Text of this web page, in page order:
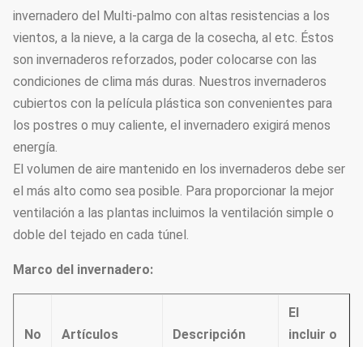
invernadero del Multi-palmo con altas resistencias a los
vientos, a la nieve, a la carga de la cosecha, al etc. Éstos
son invernaderos reforzados, poder colocarse con las
condiciones de clima más duras. Nuestros invernaderos
cubiertos con la película plástica son convenientes para
los postres o muy caliente, el invernadero exigirá menos
energía.
El volumen de aire mantenido en los invernaderos debe ser
el más alto como sea posible. Para proporcionar la mejor
ventilación a las plantas incluimos la ventilación simple o
doble del tejado en cada túnel.
Marco del invernadero:
No Artículos Descripción
El
incluir o